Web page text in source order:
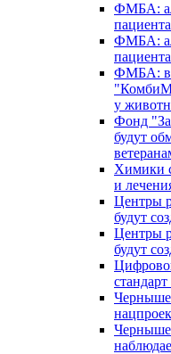
ФМБА:
ФМБА:
ФМБА:
у
Фонд
будут
Химики
и
Центры
будут
Центры
будут